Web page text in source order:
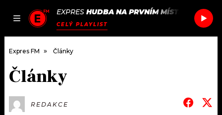
JAK
SEZNAM.CZ
EXPRES HUDBA NA PRVNÍM MÍSTĚ ROLE
CELÝ PLAYLIST
DOMŮ
ČLÁNKY
Expres FM Články
Články
REDAKCE